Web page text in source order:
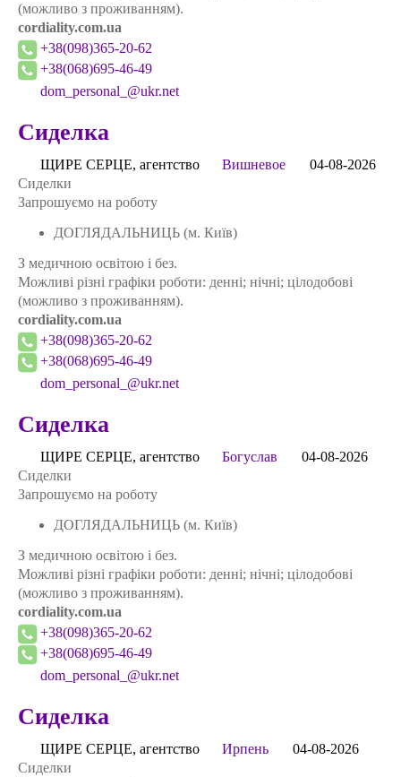
(можливо з проживанням).
cordiality.com.ua
+38(098)365-20-62
+38(068)695-46-49
dom_personal_@ukr.net
Сиделка
ЩИРЕ СЕРЦЕ, агентство Вишневое
04-08-2026
Сиделки
Запрошуємо на роботу
ДОГЛЯДАЛЬНИЦЬ (м. Київ)
З медичною освітою і без.
Можливі різні графіки роботи: денні; нічні; цілодобові
(можливо з проживанням).
cordiality.com.ua
+38(098)365-20-62
+38(068)695-46-49
dom_personal_@ukr.net
Сиделка
ЩИРЕ СЕРЦЕ, агентство Богуслав
04-08-2026
Сиделки
Запрошуємо на роботу
ДОГЛЯДАЛЬНИЦЬ (м. Київ)
З медичною освітою і без.
Можливі різні графіки роботи: денні; нічні; цілодобові
(можливо з проживанням).
cordiality.com.ua
+38(098)365-20-62
+38(068)695-46-49
dom_personal_@ukr.net
Сиделка
ЩИРЕ СЕРЦЕ, агентство Ирпень
04-08-2026
Сиделки